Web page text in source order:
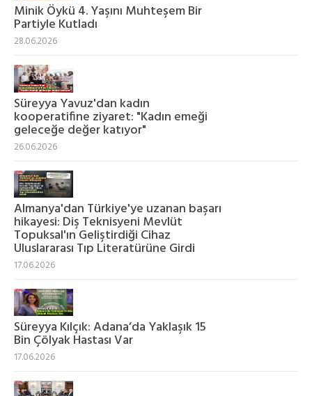
Minik Öykü 4. Yaşını Muhteşem Bir
Partiyle Kutladı
28.06.2026
Süreyya Yavuz'dan kadın
kooperatifine ziyaret: "Kadın emeği
geleceğe değer katıyor"
26.06.2026
Almanya'dan Türkiye'ye uzanan başarı
hikayesi: Diş Teknisyeni Mevlüt
Topuksal'ın Geliştirdiği Cihaz
Uluslararası Tıp Literatürüne Girdi
17.06.2026
Süreyya Kılçık: Adana’da Yaklaşık 15
Bin Çölyak Hastası Var
17.06.2026